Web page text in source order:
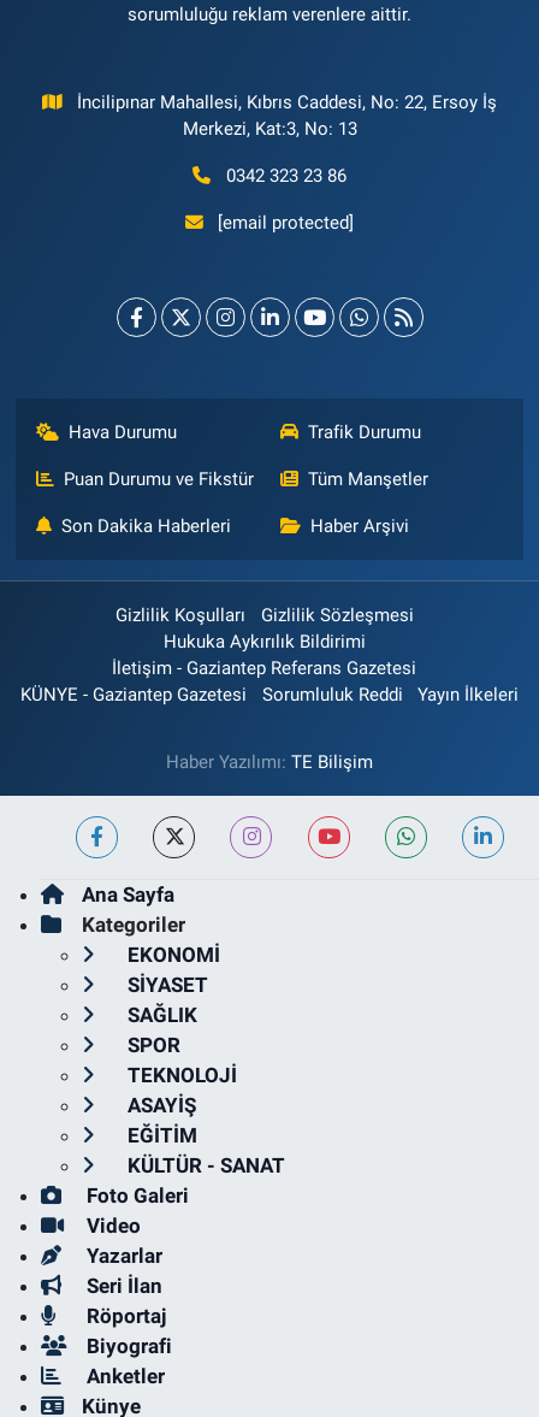
sorumluluğu reklam verenlere aittir.
İncilipınar Mahallesi, Kıbrıs Caddesi, No: 22, Ersoy İş
Merkezi, Kat:3, No: 13
0342 323 23 86
[email protected]
Hava Durumu Trafik Durumu
Puan Durumu ve Fikstür Tüm Manşetler
Son Dakika Haberleri Haber Arşivi
Gizlilik Koşulları
Gizlilik Sözleşmesi
Hukuka Aykırılık Bildirimi
İletişim - Gaziantep Referans Gazetesi
KÜNYE - Gaziantep Gazetesi
Sorumluluk Reddi Yayın İlkeleri
Haber Yazılımı: TE Bilişim
Ana Sayfa
Kategoriler
EKONOMİ
SİYASET
SAĞLIK
SPOR
TEKNOLOJİ
ASAYİŞ
EĞİTİM
KÜLTÜR - SANAT
Foto Galeri
Video
Yazarlar
Seri İlan
Röportaj
Biyografi
Anketler
Künye